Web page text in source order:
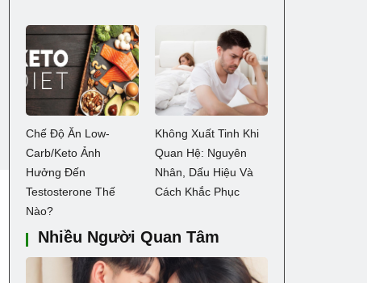
Chế Độ Ăn Low-
Carb/Keto Ảnh
Hưởng Đến
Testosterone Thế
Nào?
Không Xuất Tinh Khi
Quan Hệ: Nguyên
Nhân, Dấu Hiệu Và
Cách Khắc Phục
Nhiều Người Quan Tâm